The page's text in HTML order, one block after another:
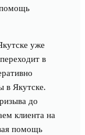
помощь
уже
в
в Якутске.
до
клиента на
помощь